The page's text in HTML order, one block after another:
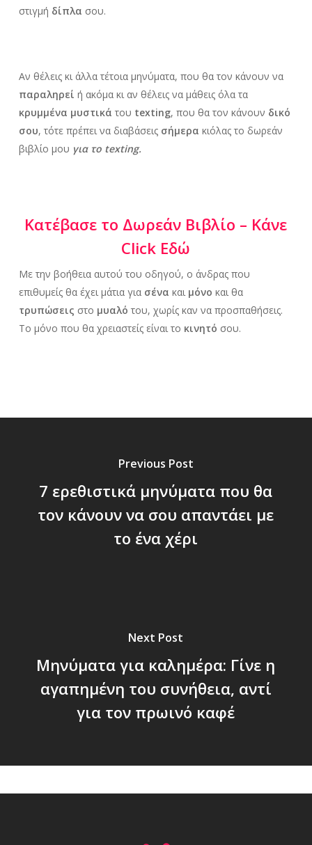
στιγμή δίπλα σου.
Αν θέλεις κι άλλα τέτοια μηνύματα, που θα τον κάνουν να
παραληρεί ή ακόμα κι αν θέλεις να μάθεις όλα τα
κρυμμένα μυστικά του texting, που θα τον κάνουν δικό
σου, τότε πρέπει να διαβάσεις σήμερα κιόλας το δωρεάν
βιβλίο μου για το texting.
Κατέβασε το Δωρεάν Βιβλίο – Κάνε
Click Εδώ
Με την βοήθεια αυτού του οδηγού, ο άνδρας που
επιθυμείς θα έχει μάτια για σένα και μόνο και θα
τρυπώσεις στο μυαλό του, χωρίς καν να προσπαθήσεις.
Το μόνο που θα χρειαστείς είναι το κινητό σου.
Previous Post
7 ερεθιστικά μηνύματα που θα
τον κάνουν να σου απαντάει με
το ένα χέρι
Next Post
Μηνύματα για καλημέρα: Γίνε η
αγαπημένη του συνήθεια, αντί
για τον πρωινό καφέ